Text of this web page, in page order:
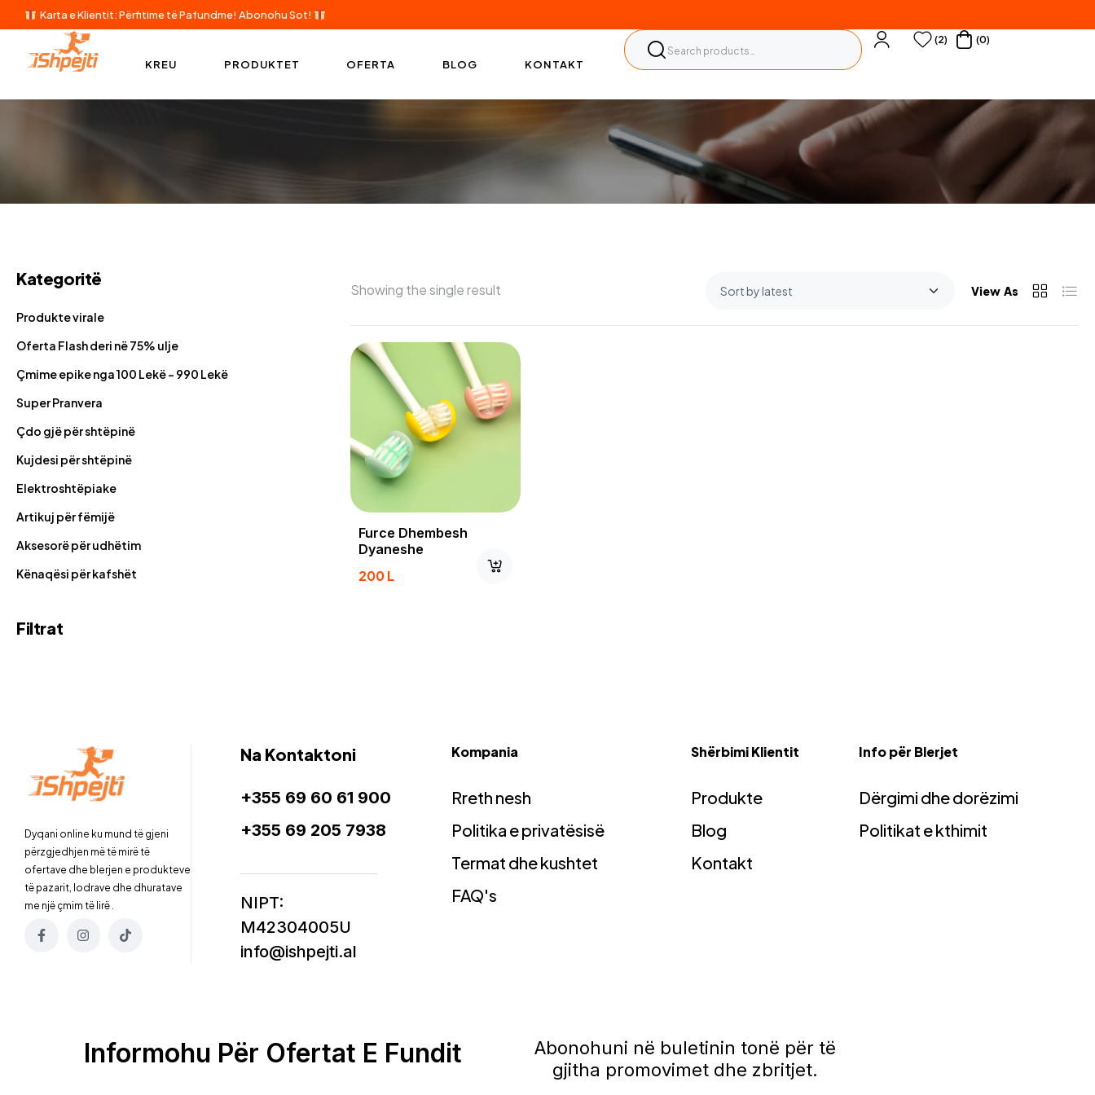
Karta e Klientit: Përfitime të Pafundme! Abonohu Sot!
KREU PRODUKTET OFERTA BLOG KONTAKT
(2) (0)
Showing the single result View As
Furce Dhembesh
Dyaneshe
200L
Kategoritë
Produkte virale
Oferta Flash deri në 75% ulje
Çmime epike nga 100 Lekë - 990 Lekë
Super Pranvera
Çdo gjë për shtëpinë
Kujdesi për shtëpinë
Elektroshtëpiake
Artikuj për fëmijë
Aksesorë për udhëtim
Kënaqësi për kafshët
Filtrat
Dyqani online ku mund të gjeni
përzgjedhjen më të mirë të
ofertave dhe blerjen e produkteve
të pazarit, lodrave dhe dhuratave
me një çmim të lirë .
Na Kontaktoni
+355 69 60 61 900
+355 69 205 7938
NIPT:
M42304005U
info@ishpejti.al
Kompania
Rreth nesh
Politika e privatësisë
Termat dhe kushtet
FAQ's
Shërbimi Klientit
Produkte
Blog
Kontakt
Info për Blerjet
Dërgimi dhe dorëzimi
Politikat e kthimit
Informohu Për Ofertat E Fundit
Abonohuni në buletinin tonë për të
gjitha promovimet dhe zbritjet.